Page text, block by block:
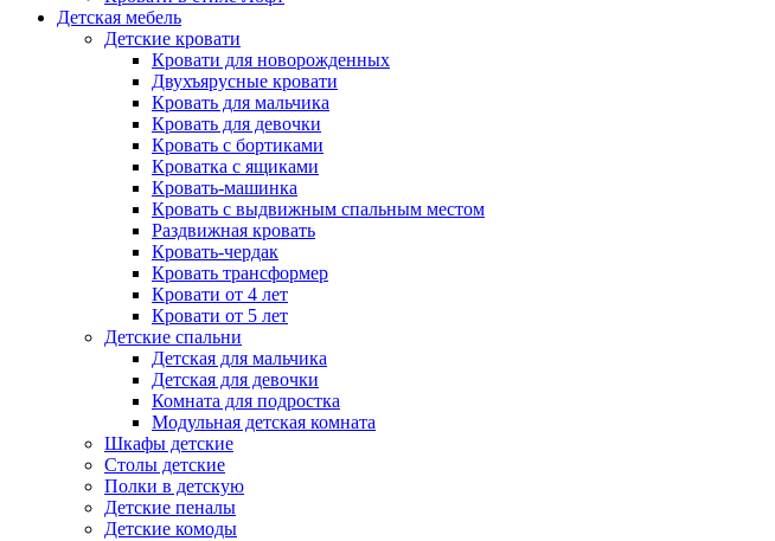
Детская мебель
Детские кровати
Кровати для новорожденных
Двухъярусные кровати
Кровать для мальчика
Кровать для девочки
Кровать с бортиками
Кроватка с ящиками
Кровать-машинка
Кровать с выдвижным спальным местом
Раздвижная кровать
Кровать-чердак
Кровать трансформер
Кровати от 4 лет
Кровати от 5 лет
Детские спальни
Детская для мальчика
Детская для девочки
Комната для подростка
Модульная детская комната
Шкафы детские
Столы детские
Полки в детскую
Детские пеналы
Детские комоды